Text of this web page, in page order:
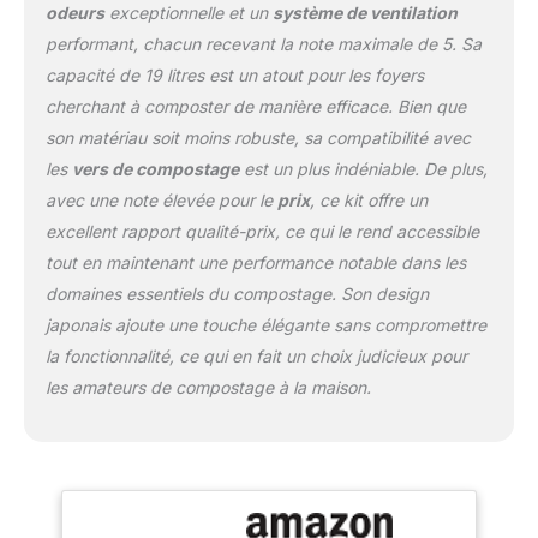
ateliers VFJ.
respectueux de
l'environnement et riche
en nutriments.
CONVERSION RAPIDE :
le composteur liquide de
jardin UPP est un
composteur rapide qui
convertit vos déchets
biologiques en compost
riche en nutriments en 3
efficace : le filtre protège
contre les impuretés plus
grossières et permet un
retrait facile et rapide
odeursexceptionnelle et un système de ventilation
performant, chacun recevant la note maximale de 5. Sa
capacité de 19 litres est un atout pour les foyers
cherchant à composter de manière efficace. Bien que
son matériau soit moins robuste, sa compatibilité avec
les vers de compostageest un plus indéniable. De plus,
avec une note élevée pour le prix, ce kit offre un
excellent rapport qualité-prix, ce qui le rend accessible
tout en maintenant une performance notable dans les
domaines essentiels du compostage. Son design
japonais ajoute une touche élégante sans compromettre
la fonctionnalité, ce qui en fait un choix judicieux pour
les amateurs de compostage à la maison.